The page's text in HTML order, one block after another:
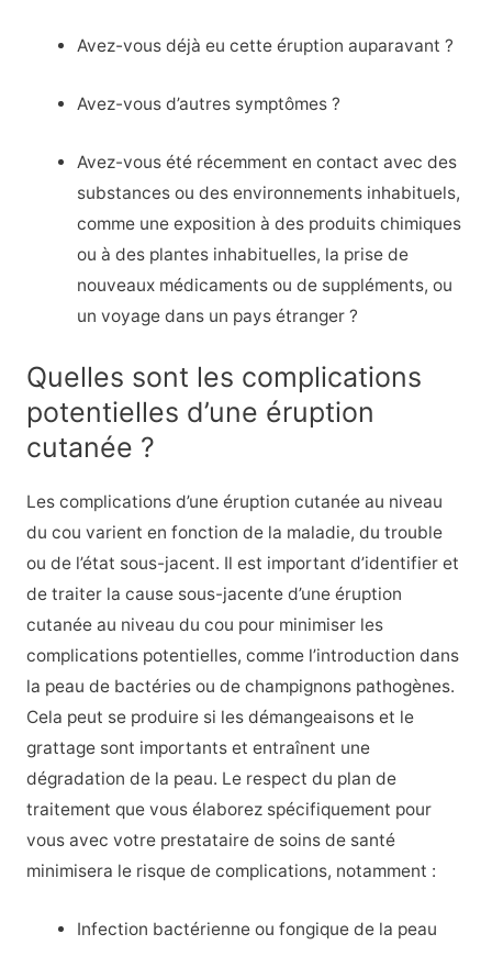
Avez-vous déjà eu cette éruption auparavant ?
Avez-vous d’autres symptômes ?
Avez-vous été récemment en contact avec des
substances ou des environnements inhabituels,
comme une exposition à des produits chimiques
ou à des plantes inhabituelles, la prise de
nouveaux médicaments ou de suppléments, ou
un voyage dans un pays étranger ?
Quelles sont les complications
potentielles d’une éruption
cutanée ?
Les complications d’une éruption cutanée au niveau
du cou varient en fonction de la maladie, du trouble
ou de l’état sous-jacent. Il est important d’identifier et
de traiter la cause sous-jacente d’une éruption
cutanée au niveau du cou pour minimiser les
complications potentielles, comme l’introduction dans
la peau de bactéries ou de champignons pathogènes.
Cela peut se produire si les démangeaisons et le
grattage sont importants et entraînent une
dégradation de la peau. Le respect du plan de
traitement que vous élaborez spécifiquement pour
vous avec votre prestataire de soins de santé
minimisera le risque de complications, notamment :
Infection bactérienne ou fongique de la peau